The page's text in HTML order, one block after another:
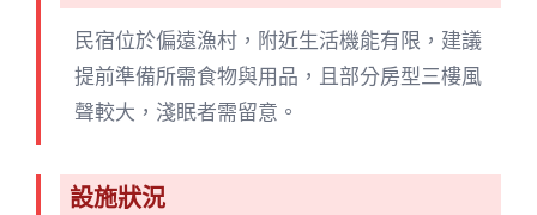
民宿位於偏遠漁村，附近生活機能有限，建議
提前準備所需食物與用品，且部分房型三樓風
聲較大，淺眠者需留意。
設施狀況